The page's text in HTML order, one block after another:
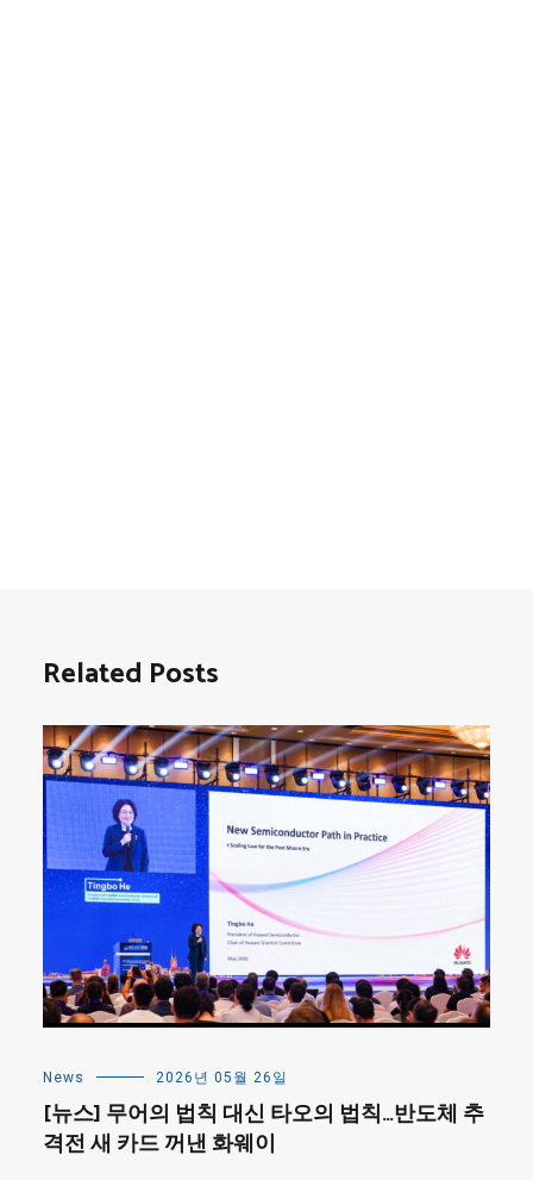
Related Posts
News 2026년 05월 26일
[뉴스] 무어의 법칙 대신 타오의 법칙…반도체 추
격전 새 카드 꺼낸 화웨이